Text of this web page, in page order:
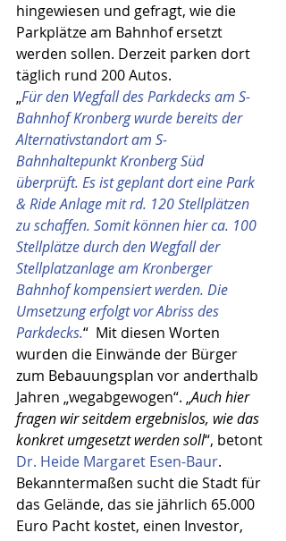
hingewiesen und gefragt, wie die
Parkplätze am Bahnhof ersetzt
werden sollen. Derzeit parken dort
täglich rund 200 Autos.
„Für den Wegfall des Parkdecks am S-
Bahnhof Kronberg wurde bereits der
Alternativstandort am S-
Bahnhaltepunkt Kronberg Süd
überprüft. Es ist geplant dort eine Park
& Ride Anlage mit rd. 120 Stellplätzen
zu schaffen. Somit können hier ca. 100
Stellplätze durch den Wegfall der
Stellplatzanlage am Kronberger
Bahnhof kompensiert werden. Die
Umsetzung erfolgt vor Abriss des
Parkdecks.“  Mit diesen Worten
wurden die Einwände der Bürger
zum Bebauungsplan vor anderthalb
Jahren „wegabgewogen“. „Auch hier
fragen wir seitdem ergebnislos, wie das
konkret umgesetzt werden soll“, betont
Dr. Heide Margaret Esen-Baur.
Bekanntermaßen sucht die Stadt für
das Gelände, das sie jährlich 65.000
Euro Pacht kostet, einen Investor,